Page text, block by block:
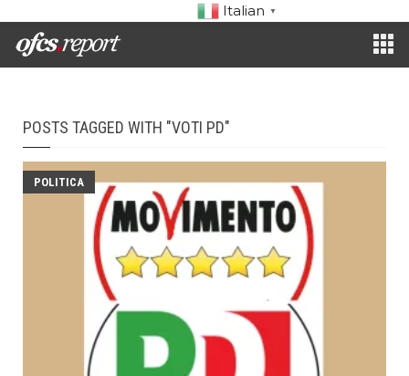
Italian ▼
POSTS TAGGED WITH "VOTI PD"
POLITICA